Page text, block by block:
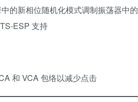
的新相位随机化模式调制振荡器中的
ESP 支持
和 VCA 包络以减少点击